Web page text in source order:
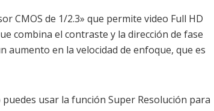
CMOS de 1/2.3» que permite video Full HD
combina el contraste y la dirección de fase
aumento en la velocidad de enfoque, que es
usar la función Super Resolución para